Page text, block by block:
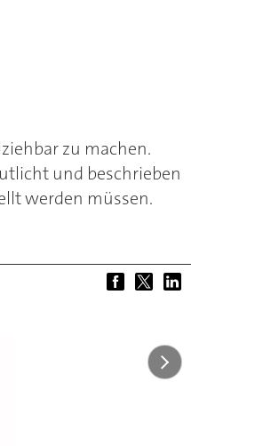
zu machen.
und beschrieben
werden müssen.